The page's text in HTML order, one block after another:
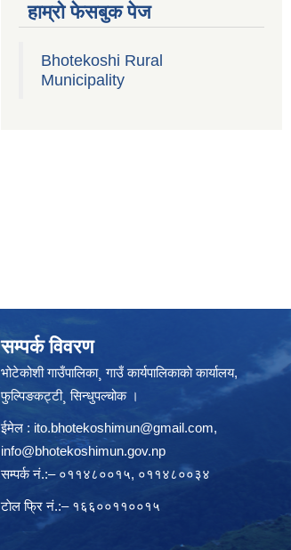
हाम्रो फेसबुक पेज
Bhotekoshi Rural
Municipality
सम्पर्क विवरण
भोटेकोशी गाउँपालिका¸ गाउँ कार्यपालिकाकाे कार्यालय,
फुल्पिङकट्टी¸ सिन्धुपल्चोक ।
ईमेल : ito.bhotekoshimun@gmail.com,
info@bhotekoshimun.gov.np
सम्पर्क नं.:– ०११४८००१५, ०११४८००३४
टाेल फ्रि नं.:– १६६००११००१५